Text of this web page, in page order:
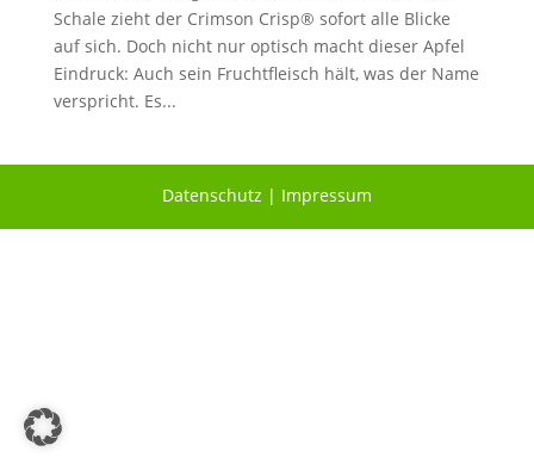
Schale zieht der Crimson Crisp® sofort alle Blicke
auf sich. Doch nicht nur optisch macht dieser Apfel
Eindruck: Auch sein Fruchtfleisch hält, was der Name
verspricht. Es...
Datenschutz | Impressum